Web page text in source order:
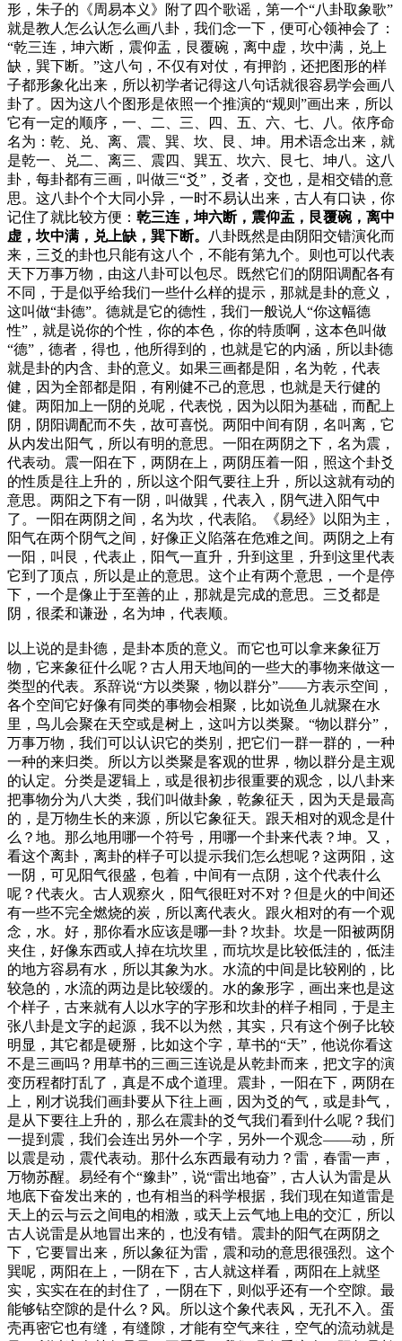
形，朱子的《周易本义》附了四个歌谣，第一个“八卦取象歌”
就是教人怎么认怎么画八卦，我们念一下，便可心领神会了：
“乾三连，坤六断，震仰盂，艮覆碗，离中虚，坎中满，兑上
缺，巽下断。”这八句，不仅有对仗，有押韵，还把图形的样
子都形象化出来，所以初学者记得这八句话就很容易学会画八
卦了。因为这八个图形是依照一个推演的“规则”画出来，所以
它有一定的顺序，一、二、三、四、五、六、七、八。依序命
名为：乾、兑、离、震、巽、坎、艮、坤。用术语念出来，就
是乾一、兑二、离三、震四、巽五、坎六、艮七、坤八。这八
卦，每卦都有三画，叫做三“爻”，爻者，交也，是相交错的意
思。这八卦个个大同小异，一时不易认出来，古人有口诀，你
记住了就比较方便： 乾三连，坤六断，震仰盂，艮覆碗，离中
虚，坎中满，兑上缺，巽下断。
八卦既然是由阴阳交错演化而
来，三爻的卦也只能有这八个，不能有第九个。则也可以代表
天下万事万物，由这八卦可以包尽。既然它们的阴阳调配各有
不同，于是似乎给我们一些什么样的提示，那就是卦的意义，
这叫做“卦德”。德就是它的德性，我们一般说人“你这幅德
性”，就是说你的个性，你的本色，你的特质啊，这本色叫做
“德”，德者，得也，他所得到的，也就是它的内涵，所以卦德
就是卦的内含、卦的意义。如果三画都是阳，名为乾，代表
健，因为全部都是阳，有刚健不己的意思，也就是天行健的
健。两阳加上一阴的兑呢，代表悦，因为以阳为基础，而配上
阴，阴阳调配而不失，故可喜悦。两阳中间有阴，名叫离，它
从内发出阳气，所以有明的意思。一阳在两阴之下，名为震，
代表动。震一阳在下，两阴在上，两阴压着一阳，照这个卦爻
的性质是往上升的，所以这个阳气要往上升，所以这就有动的
意思。两阳之下有一阴，叫做巽，代表入，阴气进入阳气中
了。一阳在两阴之间，名为坎，代表陷。《易经》以阳为主，
阳气在两个阴气之间，好像正义陷落在危难之间。两阴之上有
一阳，叫艮，代表止，阳气一直升，升到这里，升到这里代表
它到了顶点，所以是止的意思。这个止有两个意思，一个是停
下，一个是像止于至善的止，那就是完成的意思。三爻都是
阴，很柔和谦逊，名为坤，代表顺。
以上说的是卦德，是卦本质的意义。而它也可以拿来象征万
物，它来象征什么呢？古人用天地间的一些大的事物来做这一
类型的代表。系辞说“方以类聚，物以群分”——方表示空间，
各个空间它好像有同类的事物会相聚，比如说鱼儿就聚在水
里，鸟儿会聚在天空或是树上，这叫方以类聚。“物以群分”，
万事万物，我们可以认识它的类别，把它们一群一群的，一种
一种的来归类。所以方以类聚是客观的世界，物以群分是主观
的认定。分类是逻辑上，或是很初步很重要的观念，以八卦来
把事物分为八大类，我们叫做卦象，乾象征天，因为天是最高
的，是万物生长的来源，所以它象征天。跟天相对的观念是什
么？地。那么地用哪一个符号，用哪一个卦来代表？坤。又，
看这个离卦，离卦的样子可以提示我们怎么想呢？这两阳，这
一阴，可见阳气很盛，包着，中间有一点阴，这个代表什么
呢？代表火。古人观察火，阳气很旺对不对？但是火的中间还
有一些不完全燃烧的炭，所以离代表火。跟火相对的有一个观
念，水。好，那你看水应该是哪一卦？坎卦。坎是一阳被两阴
夹住，好像东西或人掉在坑坎里，而坑坎是比较低洼的，低洼
的地方容易有水，所以其象为水。水流的中间是比较刚的，比
较急的，水流的两边是比较缓的。水的象形字，画出来也是这
个样子，古来就有人以水字的字形和坎卦的样子相同，于是主
张八卦是文字的起源，我不以为然，其实，只有这个例子比较
明显，其它都是硬掰，比如这个字，草书的“天”，他说你看这
不是三画吗？用草书的三画三连说是从乾卦而来，把文字的演
变历程都打乱了，真是不成个道理。震卦，一阳在下，两阴在
上，刚才说我们画卦要从下往上画，因为爻的气，或是卦气，
是从下要往上升的，那么在震卦的爻气我们看到什么呢？我们
一提到震，我们会连出另外一个字，另外一个观念——动，所
以震是动，震代表动。那什么东西最有动力？雷，春雷一声，
万物苏醒。易经有个“豫卦”，说“雷出地奋”，古人认为雷是从
地底下奋发出来的，也有相当的科学根据，我们现在知道雷是
天上的云与云之间电的相激，或天上云气地上电的交汇，所以
古人说雷是从地冒出来的，也没有错。震卦的阳气在两阴之
下，它要冒出来，所以象征为雷，震和动的意思很强烈。这个
巽呢，两阳在上，一阴在下，古人就这样看，两阳在上就坚
实，实实在在的封住了，一阴在下，则似乎还有一个空隙。最
能够钻空隙的是什么？风。所以这个象代表风，无孔不入。蛋
壳再密它也有缝，有缝隙，才能有空气来往，空气的流动就是